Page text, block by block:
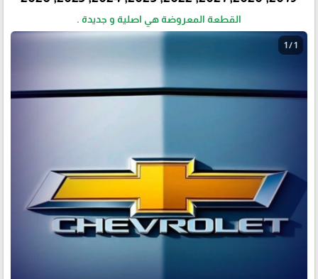
القطعة المعروضة هي اصلية و جديدة .
1 / 1